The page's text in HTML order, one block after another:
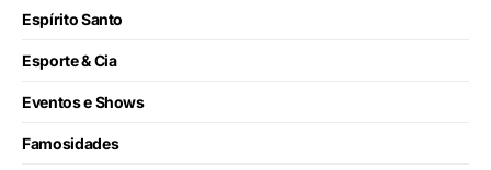
Espírito Santo
Esporte & Cia
Eventos e Shows
Famosidades